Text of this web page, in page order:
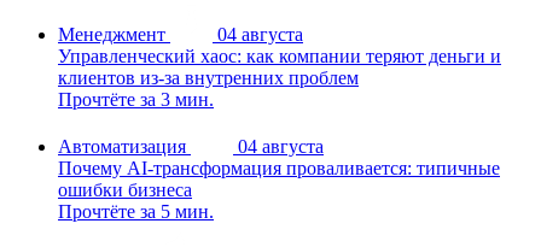
Менеджмент
04 августа
Управленческий хаос: как компании теряют деньги и
клиентов из-за внутренних проблем
Прочтёте за 3 мин.
Автоматизация
04 августа
Почему AI-трансформация проваливается: типичные
ошибки бизнеса
Прочтёте за 5 мин.